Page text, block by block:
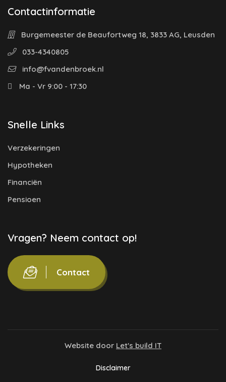
Contactinformatie
Burgemeester de Beaufortweg 18, 3833 AG, Leusden
033-4340805
info@fvandenbroek.nl
Ma - Vr 9:00 - 17:30
Snelle Links
Verzekeringen
Hypotheken
Financiën
Pensioen
Vragen? Neem contact op!
Contact
Website door Let's build IT
Disclaimer